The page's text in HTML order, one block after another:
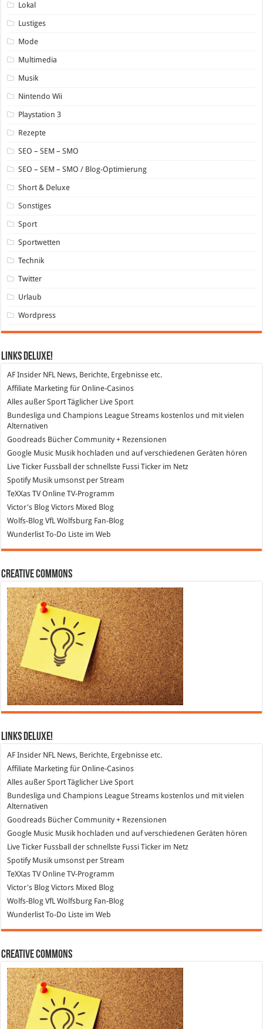
Lokal
Lustiges
Mode
Multimedia
Musik
Nintendo Wii
Playstation 3
Rezepte
SEO – SEM – SMO
SEO – SEM – SMO / Blog-Optimierung
Short & Deluxe
Sonstiges
Sport
Sportwetten
Technik
Twitter
Urlaub
Wordpress
Links DeLuXe!
AF Insider NFL News, Berichte, Ergebnisse etc.
Affiliate Marketing für Online-Casinos
Alles außer SportTäglicher Live Sport
Bundesliga und Champions League Streams kostenlos und mit vielen
Alternativen
Goodreads Bücher Community + Rezensionen
Google Music Musik hochladen und auf verschiedenen Geräten hören
Live Ticker Fussball
der schnellste Fussi Ticker im Netz
SpotifyMusik umsonst per Stream
TeXXas TVOnline TV-Programm
Victor's Blog Victors Mixed Blog
Wolfs-Blog VfL Wolfsburg Fan-Blog
WunderlistTo-Do Liste im Web
Creative Commons
Links DeLuXe!
AF Insider NFL News, Berichte, Ergebnisse etc.
Affiliate Marketing für Online-Casinos
Alles außer Sport Täglicher Live Sport
Bundesliga und Champions League Streams kostenlos und mit vielen
Alternativen
Goodreads Bücher Community + Rezensionen
Google Music Musik hochladen und auf verschiedenen Geräten hören
Live Ticker Fussball der schnellste Fussi Ticker im Netz
SpotifyMusik umsonst per Stream
TeXXas TVOnline TV-Programm
Victor's Blog Victors Mixed Blog
Wolfs-Blog VfL Wolfsburg Fan-Blog
Wunderlist To-Do Liste im Web
Creative Commons